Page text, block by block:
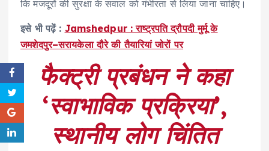
कि मजदूरों की सुरक्षा के सवाल को गंभीरता से लिया जाना चाहिए।
इसे भी पढ़ें : Jamshedpur : राष्ट्रपति द्रौपदी मुर्मू के
जमशेदपुर–सरायकेला दौरे की तैयारियां जोरों पर
फैक्ट्री प्रबंधन ने कहा
‘स्वाभाविक प्रक्रिया’,
स्थानीय लोग चिंतित